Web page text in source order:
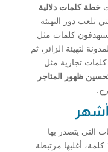
خطة كلمات دلالية
تلعب دور التهيئة
يستهدفون كلمات مثل
لتهيئة الزائر، ثم
تجارية مثل
ظهور المتاجر
التي يتصدر بها
المتجر الصفحة الأولى إلى أكثر من 120 كلمة، أغلبها مرتبطة